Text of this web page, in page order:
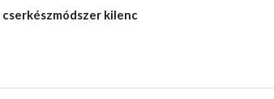
cserkészmódszer kilenc